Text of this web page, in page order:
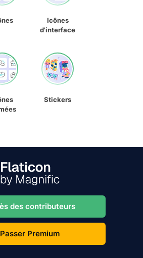
Icônes
d'interface
Stickers
des contributeurs
Passer Premium